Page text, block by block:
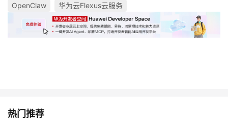
OpenClaw 华为云Flexus云服务
热门推荐